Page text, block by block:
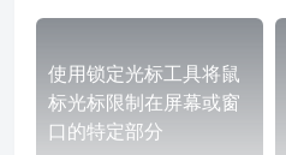
使用锁定光标工具将鼠
标光标限制在屏幕或窗
口的特定部分